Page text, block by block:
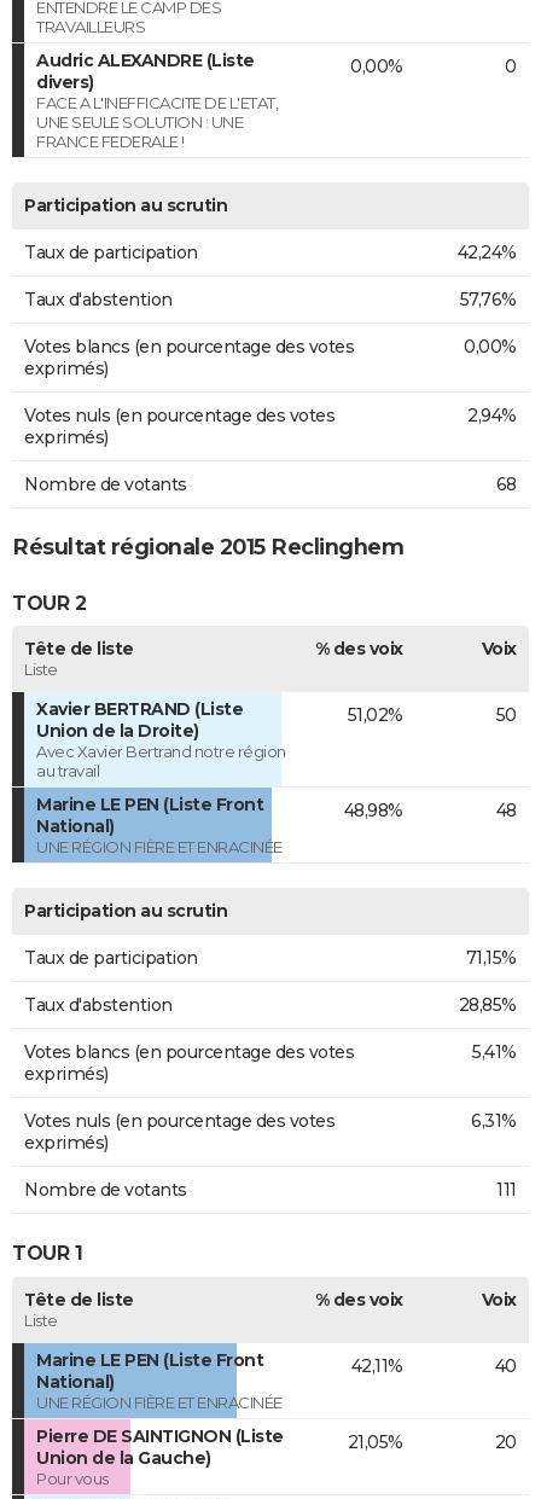
ENTENDRE LE CAMP DES
TRAVAILLEURS
Audric ALEXANDRE (Liste
divers)
FACE A L'INEFFICACITE DE L'ETAT,
UNE SEULE SOLUTION : UNE
FRANCE FEDERALE !
0,00% 0
Participation au scrutin
Taux de participation 42,24%
Taux d'abstention 57,76%
Votes blancs (en pourcentage des votes
exprimés)
0,00%
Votes nuls (en pourcentage des votes
exprimés)
2,94%
Nombre de votants 68
Résultat régionale 2015 Reclinghem
TOUR 2
Tête de liste
Liste
% des voix Voix
Xavier BERTRAND (Liste
Union de la Droite)
Avec Xavier Bertrand notre région
au travail
51,02% 50
Marine LE PEN (Liste Front
National)
UNE RÉGION FIÈRE ET ENRACINÉE
48,98% 48
Participation au scrutin
Taux de participation 71,15%
Taux d'abstention 28,85%
Votes blancs (en pourcentage des votes
exprimés)
5,41%
Votes nuls (en pourcentage des votes
exprimés)
6,31%
Nombre de votants 111
TOUR 1
Tête de liste
Liste
% des voix Voix
Marine LE PEN (Liste Front
National)
UNE RÉGION FIÈRE ET ENRACINÉE
42,11% 40
Pierre DE SAINTIGNON (Liste
Union de la Gauche)
Pour vous
21,05% 20